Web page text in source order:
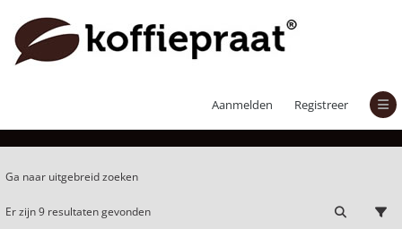
Aanmelden Registreer
Ga naar uitgebreid zoeken
Er zijn 9 resultaten gevonden